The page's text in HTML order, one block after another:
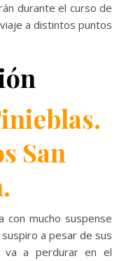
durante el curso de
a distintos puntos
San
con mucho suspense
a pesar de sus
va a perdurar en el